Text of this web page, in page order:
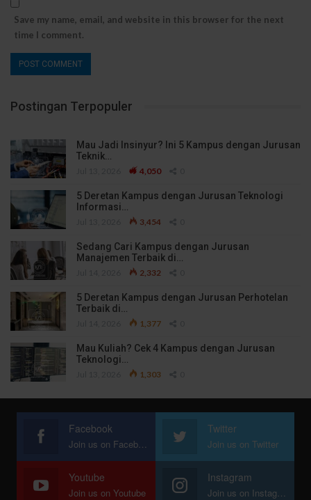
Save my name, email, and website in this browser for the next
time I comment.
Postingan Terpopuler
Mau Jadi Insinyur? Ini 5 Kampus dengan Jurusan
Teknik…
4,050
5 Deretan Kampus dengan Jurusan Teknologi
Informasi…
3,454
Sedang Cari Kampus dengan Jurusan
Manajemen Terbaik di…
2,332
5 Deretan Kampus dengan Jurusan Perhotelan
Terbaik di…
1,377
Mau Kuliah? Cek 4 Kampus dengan Jurusan
Teknologi…
1,303
Facebook
Join us on Facebook
Twitter
Join us on Twitter
Youtube
Join us on Youtube
Instagram
Join us on Instagram